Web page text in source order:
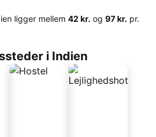
ligger mellem ‎42 kr. og ‎97 kr. pr.
i Indien